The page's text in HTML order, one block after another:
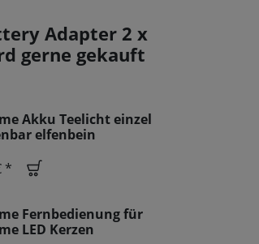
Adapter 2 x
gerne gekauft
Akku Teelicht einzel
elfenbein
*
Fernbedienung für
LED Kerzen